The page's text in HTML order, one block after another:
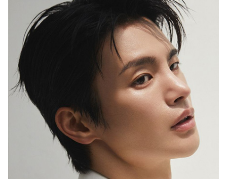
1987년 창간한 <행복이 가득한 집>은
‘생활을 디자인하면 행복이 더 커진다’는
캐치프레이즈 아래
국내외 대표 디자이너ㆍ작가ㆍ브랜드와 협업,
집을 매개로 한 ‘프리미엄 라이프스타일’을 선보이고 있습니다.